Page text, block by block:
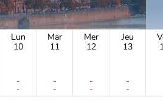
Lun
10
-
-
Mar
11
-
-
Mer
12
-
-
Jeu
13
-
-